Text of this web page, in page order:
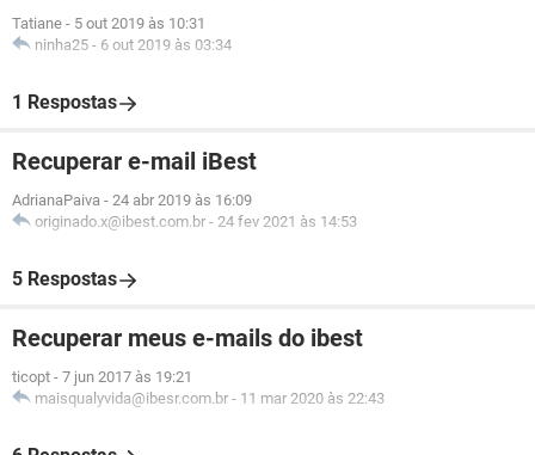
Tatiane - 5 out 2019 às 10:31
ninha25 - 6 out 2019 às 03:34
1 Respostas
Recuperar e-mail iBest
AdrianaPaiva - 24 abr 2019 às 16:09
originado.x@ibest.com.br - 24 fev 2021 às 14:53
5 Respostas
Recuperar meus e-mails do ibest
ticopt - 7 jun 2017 às 19:21
maisqualyvida@ibesr.com.br - 11 mar 2020 às 22:43